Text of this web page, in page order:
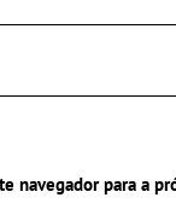
navegador para a